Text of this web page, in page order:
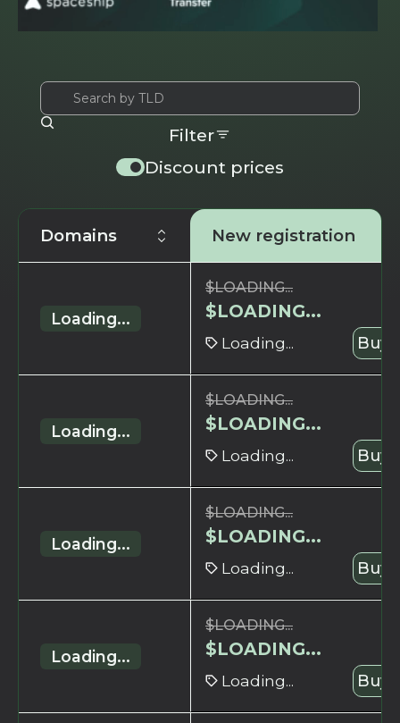
Discount prices
Filter
Domains New registration
Loading...
$LOADING...
$LOADING...
Loading... Buy
Loading...
$LOADING...
$LOADING...
Loading... Buy
Loading...
$LOADING...
$LOADING...
Loading... Buy
Loading...
$LOADING...
$LOADING...
Loading... Buy